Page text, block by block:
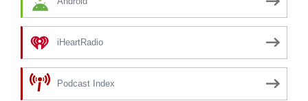
iHeartRadio
Podcast Index